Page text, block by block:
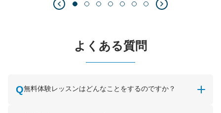
よくある質問
無料体験レッスンはどんなことをするのですか？